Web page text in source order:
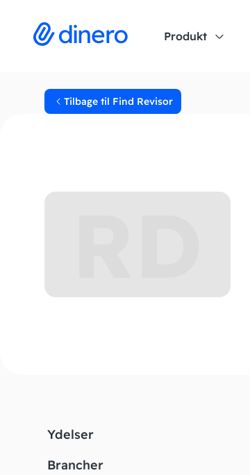
Produkt
Tilbage til Find Revisor
Ydelser
Brancher